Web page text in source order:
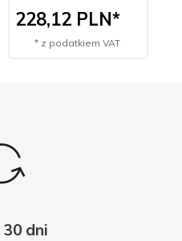
228,12 PLN*
* z podatkiem VAT
30 dni